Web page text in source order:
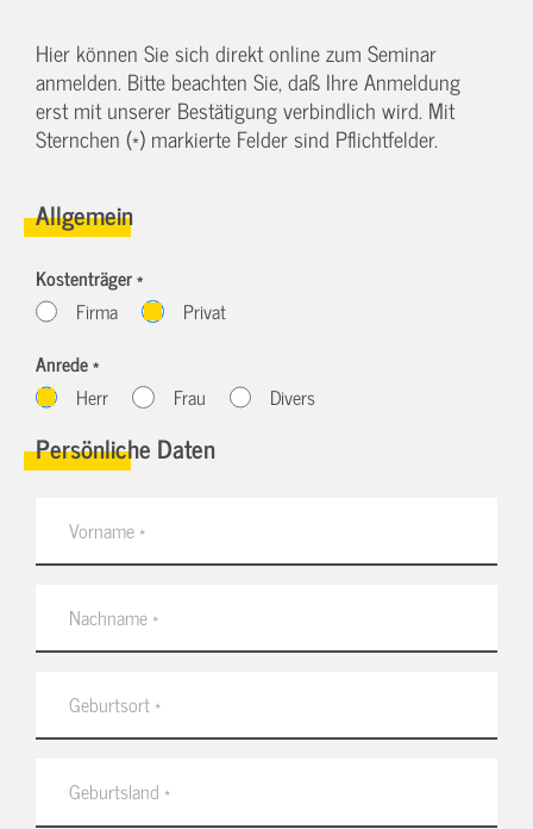
Hier können Sie sich direkt online zum Seminar
anmelden. Bitte beachten Sie, daß Ihre Anmeldung
erst mit unserer Bestätigung verbindlich wird. Mit
Sternchen (*) markierte Felder sind Pflichtfelder.
Allgemein
Kostenträger *
Firma
Privat
Anrede *
Herr
Frau Divers
Persönliche Daten